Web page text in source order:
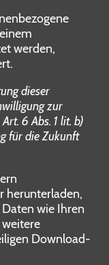
werden,
dieser
zur
6 Abs. 1 lit. b)
für die Zukunft
herunterladen,
wie Ihren
Download-